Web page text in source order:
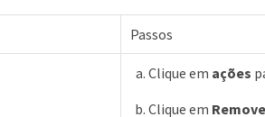
Passos
Clique em ações
Clique em